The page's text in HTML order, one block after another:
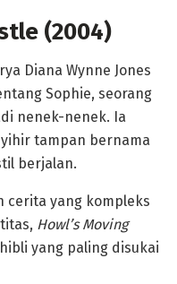
(2004)
Diana Wynne Jones
Sophie, seorang
nenek-nenek. Ia
tampan bernama
berjalan.
cerita yang kompleks
Howl’s Moving
yang paling disukai